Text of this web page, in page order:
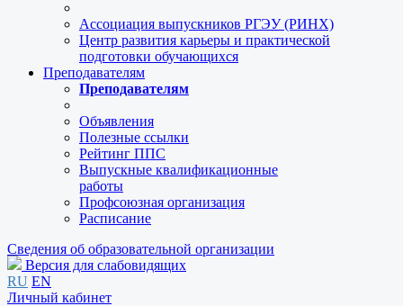
Ассоциация выпускников РГЭУ (РИНХ)
Центр развития карьеры и практической
подготовки обучающихся
Преподавателям
Преподавателям
Объявления
Полезные ссылки
Рейтинг ППС
Выпускные квалификационные
работы
Профсоюзная организация
Расписание
Сведения об образовательной организации
Версия для слабовидящих
RU EN
Личный кабинет